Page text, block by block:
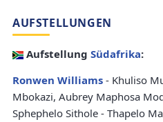
AUFSTELLUNGEN
Aufstellung Südafrika:
Ronwen Williams - Khuliso
Mbokazi, Aubrey Maphosa
Sphephelo Sithole - Thapelo